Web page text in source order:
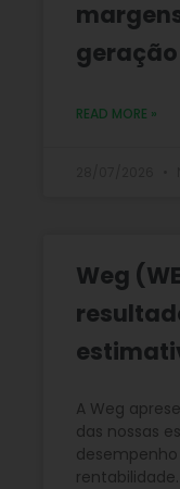
geração
READ MORE »
Weg
A Weg
das nossas